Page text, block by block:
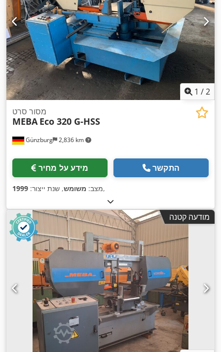
1 /2
Günzburg 2,836 km
מסור סרט
MEBA Eco 320 G-HSS
מידע על מחיר התקשר
מצב: משומש, שנת ייצור: 1999 ,
מודעה קטנה